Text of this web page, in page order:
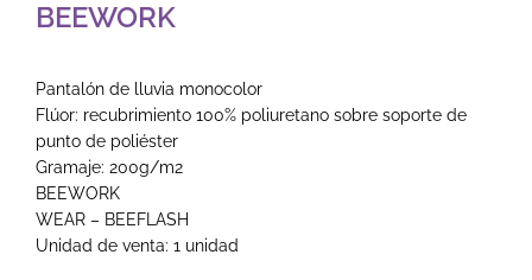
BEEWORK
Pantalón de lluvia monocolor
Flúor: recubrimiento 100% poliuretano sobre soporte de
punto de poliéster
Gramaje: 200g/m2
BEEWORK
WEAR – BEEFLASH
Unidad de venta: 1 unidad